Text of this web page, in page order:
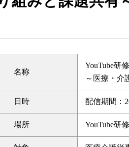
名称
YouTube研
～医療・介
日時 配信期間：
場所 YouTube研修